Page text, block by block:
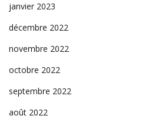
janvier 2023
décembre 2022
novembre 2022
octobre 2022
septembre 2022
août 2022